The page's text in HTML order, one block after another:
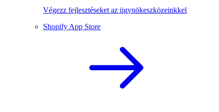
Végezz fejlesztéseket az ügynökeszközeinkkel
Shopify App Store